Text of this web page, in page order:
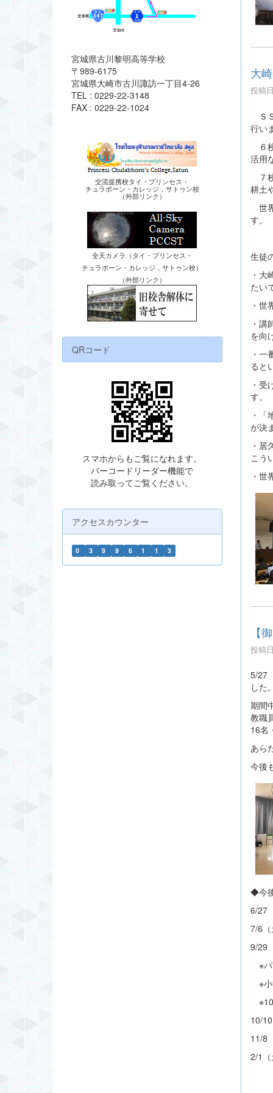
大
投稿
Ｓ
行い
６
活用
７
耕土
世
す。
生徒
・
たい
・
・
を向
・
ると
・
す。
・
が決
・
こう
・
【
投稿
5/27
した
期間
教職
16名
あら
今後
◆今
6/27
7/6
9/29
※パ
※小
10/
11/8
2/1
宮城県古川黎明高等学校
〒989-6175
宮城県大崎市古川諏訪一丁目4-26
TEL : 0229-22-3148
FAX : 0229-22-1024
交流提携校タイ・プリンセス・
チュラポーン・カレッジ，サトゥン校
（外部リンク）
全天カメラ（タイ・プリンセス・
チュラポーン・カレッジ，サトゥン校）
（外部リンク）
QRコード
スマホからもご覧になれます。
バーコードリーダー機能で
読み取ってご覧ください。
アクセスカウンター
0 3 9 9 6 1 1 3